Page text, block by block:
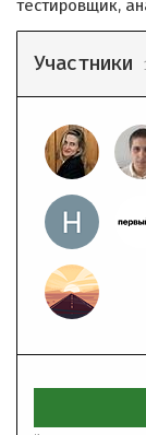
тестировщик,
Участники